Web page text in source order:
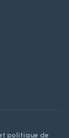
politique de